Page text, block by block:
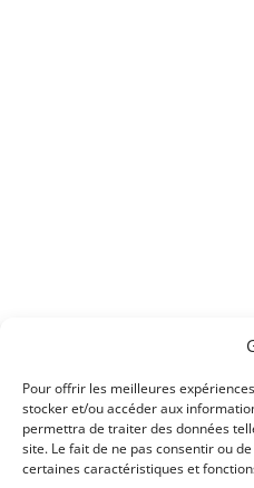
Pour offrir les meilleures
stocker et/ou accéder aux
permettra de traiter des données
site. Le fait de ne pas consentir ou
certaines caractéristiques et